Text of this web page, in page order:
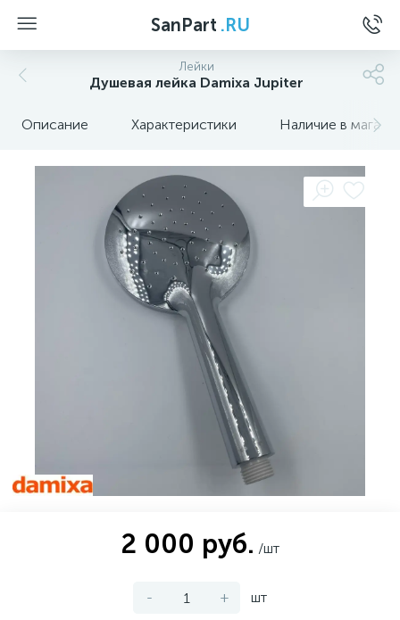
SanPart .RU
Лейки
Душевая лейка Damixa Jupiter
Описание Характеристики Наличие в
2 000 руб. /шт
- + шт